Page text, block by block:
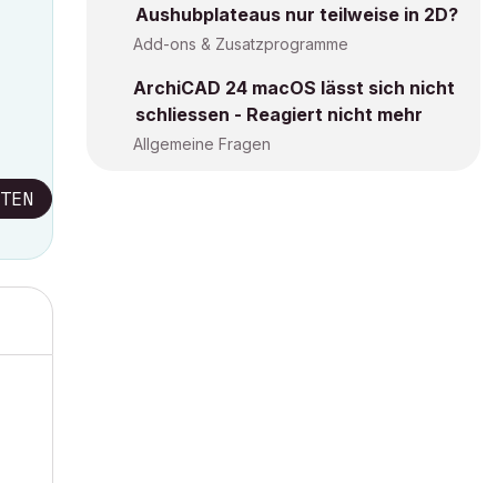
Aushubplateaus nur teilweise in 2D?
Add-ons & Zusatzprogramme
ArchiCAD 24 macOS lässt sich nicht
schliessen - Reagiert nicht mehr
Allgemeine Fragen